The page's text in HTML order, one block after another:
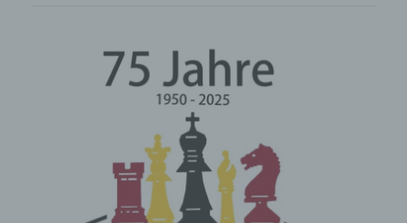
Personenbezogene Daten sind alle
Informationen, die sich auf eine identifizierte
oder identifizierbare natürliche Person (im
Folgenden „betroffene Person") beziehen. Als
identifizierbar wird eine natürliche Person
angesehen, die direkt oder indirekt,
insbesondere mittels Zuordnung zu einer
Kennung wie einem Namen, zu einer
Kennnummer, zu Standortdaten, zu einer
Online-Kennung oder zu einem oder